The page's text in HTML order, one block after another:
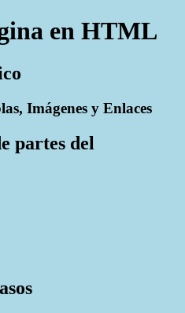
en HTML
Imágenes y Enlaces
partes del